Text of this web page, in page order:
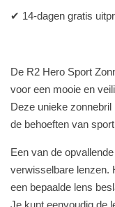
✔ 14-dagen gratis
De R2 Hero Sport
voor een mooie en
Deze unieke
de behoeften van
Een van de
verwisselbare lenzen.
een bepaalde lens